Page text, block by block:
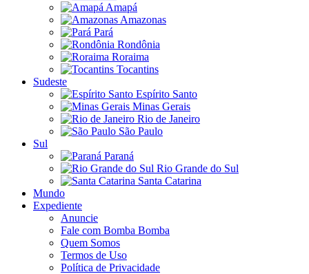
Amapá
Amazonas
Pará
Rondônia
Roraima
Tocantins
Sudeste
Espírito Santo
Minas Gerais
Rio de Janeiro
São Paulo
Sul
Paraná
Rio Grande do Sul
Santa Catarina
Mundo
Expediente
Anuncie
Fale com Bomba Bomba
Quem Somos
Termos de Uso
Política de Privacidade